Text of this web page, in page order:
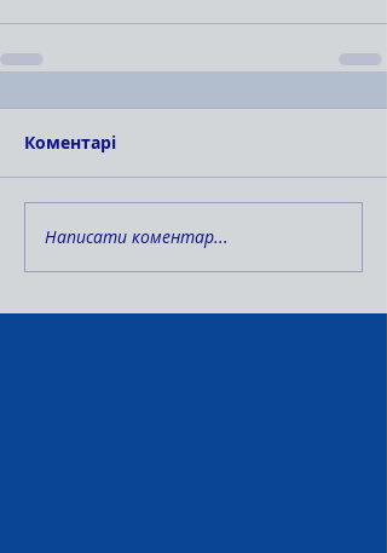
Коментарі
Написати коментар...